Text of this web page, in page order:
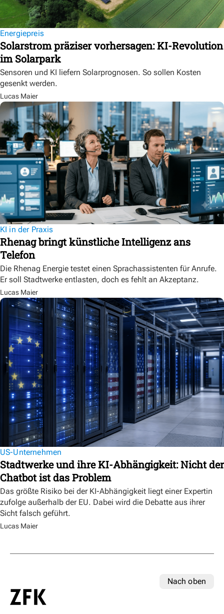
Energiepreis
Solarstrom präziser vorhersagen: KI-Revolution
im Solarpark
Sensoren und KI liefern Solarprognosen. So sollen Kosten
gesenkt werden.
Lucas Maier
KI in der Praxis
Rhenag bringt künstliche Intelligenz ans
Telefon
Die Rhenag Energie testet einen Sprachassistenten für Anrufe.
Er soll Stadtwerke entlasten, doch es fehlt an Akzeptanz.
Lucas Maier
US-Unternehmen
Stadtwerke und ihre KI-Abhängigkeit: Nicht der
Chatbot ist das Problem
Das größte Risiko bei der KI-Abhängigkeit liegt einer Expertin
zufolge außerhalb der EU. Dabei wird die Debatte aus ihrer
Sicht falsch geführt.
Lucas Maier
Nach oben